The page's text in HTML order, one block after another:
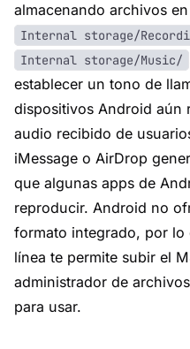
almacenando archivos en
Internal storage/
Internal storage/Music/
establecer un tono de
dispositivos Android aún
audio recibido de
iMessage o AirDrop
que algunas apps de
reproducir. Android no
formato integrado, por lo
línea te permite subir el
administrador de
para usar.